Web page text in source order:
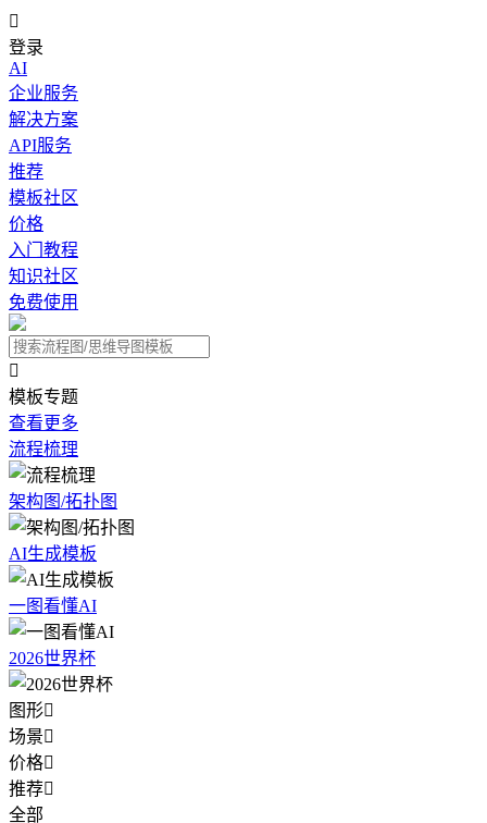

登录
AI
企业服务
解决方案
API服务
推荐
模板社区
价格
入门教程
知识社区
免费使用

模板专题
查看更多
流程梳理
架构图/拓扑图
AI生成模板
一图看懂AI
2026世界杯
图形
场景
价格
推荐
全部